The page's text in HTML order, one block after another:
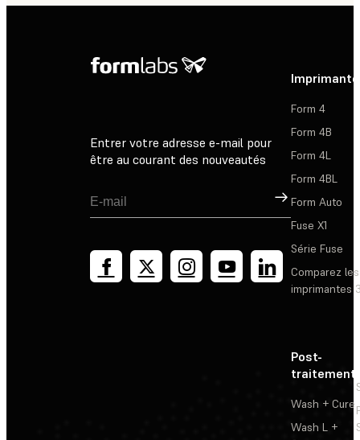
Entrer votre adresse e-mail pour
être au courant des nouveautés
Inscription
Form 4
Form 4B
Form 4L
Form 4BL
Form Auto
Fuse X1
Série Fuse
Comparez les
imprimantes
Post-
traitement
Wash + Cure
Wash L +